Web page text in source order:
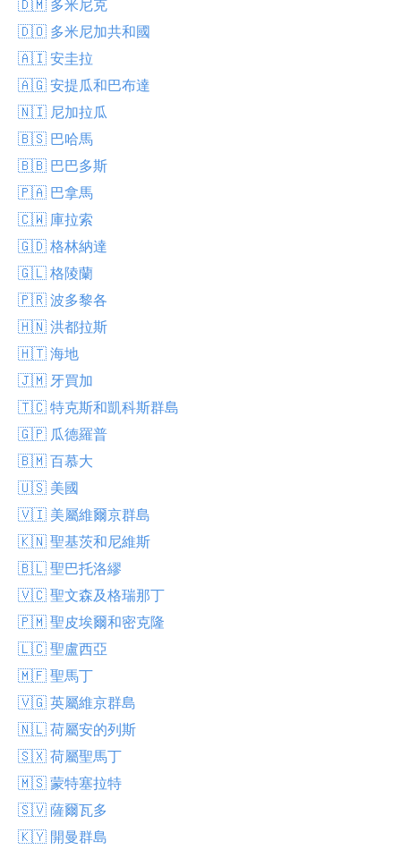
🇩🇲 多米尼克
🇩🇴 多米尼加共和國
🇦🇮 安圭拉
🇦🇬 安提瓜和巴布達
🇳🇮 尼加拉瓜
🇧🇸 巴哈馬
🇧🇧 巴巴多斯
🇵🇦 巴拿馬
🇨🇼 庫拉索
🇬🇩 格林納達
🇬🇱 格陵蘭
🇵🇷 波多黎各
🇭🇳 洪都拉斯
🇭🇹 海地
🇯🇲 牙買加
🇹🇨 特克斯和凱科斯群島
🇬🇵 瓜德羅普
🇧🇲 百慕大
🇺🇸 美國
🇻🇮 美屬維爾京群島
🇰🇳 聖基茨和尼維斯
🇧🇱 聖巴托洛繆
🇻🇨 聖文森及格瑞那丁
🇵🇲 聖皮埃爾和密克隆
🇱🇨 聖盧西亞
🇲🇫 聖馬丁
🇻🇬 英屬維京群島
🇳🇱 荷屬安的列斯
🇸🇽 荷屬聖馬丁
🇲🇸 蒙特塞拉特
🇸🇻 薩爾瓦多
🇰🇾 開曼群島